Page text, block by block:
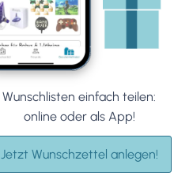
Wunschlisten einfach teilen:
online oder als App!
Jetzt Wunschzettel anlegen!